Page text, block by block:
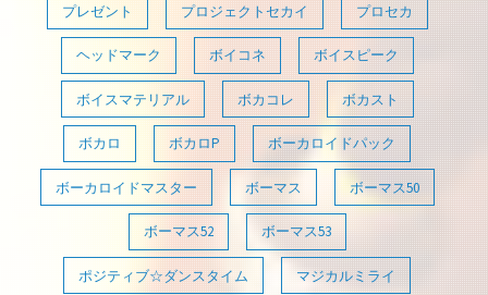
プレゼント プロジェクトセカイ プロセカ
ヘッドマーク ボイコネ ボイスピーク
ボイスマテリアル ボカコレ ボカスト
ボカロ ボカロP ボーカロイドパック
ボーカロイドマスター ボーマス ボーマス50
ボーマス52 ボーマス53
ポジティブ☆ダンスタイム マジカルミライ